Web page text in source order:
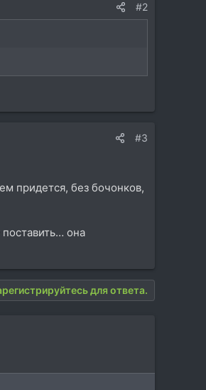
#2
#3
придется, без бочонков,
она
для ответа.